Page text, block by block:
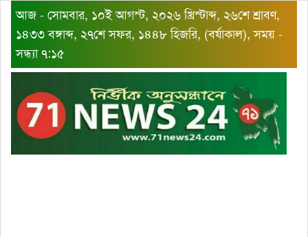
আজ - সোমবার, ১০ই আগস্ট, ২০২৬ খ্রিস্টাব্দ, ২৬শে শ্রাবণ,
১৪৩৩ বঙ্গাব্দ, ২৭শে সফর, ১৪৪৮ হিজরি, (বর্ষাকাল), সময় -
সন্ধ্যা ৭:১৫